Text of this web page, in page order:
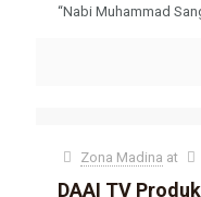
“Nabi Muhammad
Zona Madina at
DAAI TV